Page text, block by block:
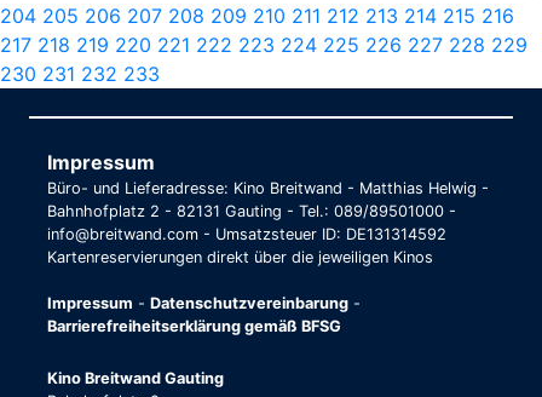
204 205 206 207 208 209 210 211 212 213 214 215 216
217 218 219 220 221 222 223 224 225 226 227 228 229
230 231 232 233
Impressum
Büro- und Lieferadresse: Kino Breitwand - Matthias Helwig -
Bahnhofplatz 2 - 82131 Gauting - Tel.: 089/89501000 -
info@breitwand.com - Umsatzsteuer ID: DE131314592
Kartenreservierungen direkt über die jeweiligen Kinos
Impressum - Datenschutzvereinbarung -
Barrierefreiheitserklärung gemäß BFSG
Kino Breitwand Gauting